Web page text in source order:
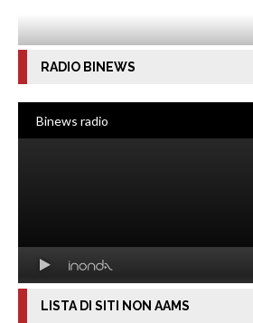
RADIO BINEWS
LISTA DI SITI NON AAMS